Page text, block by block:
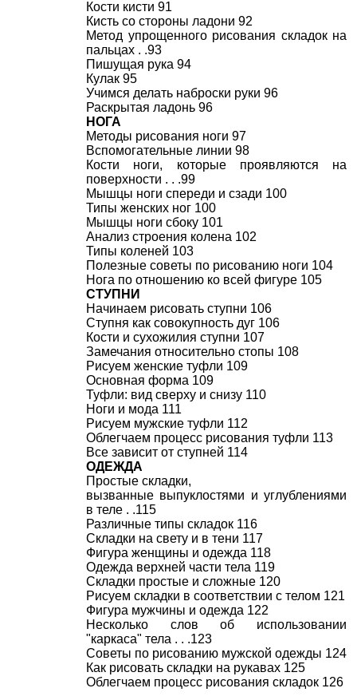
Кости кисти 91
Кисть со стороны ладони 92
Метод упрощенного рисования складок на
пальцах . .93
Пишущая рука 94
Кулак 95
Учимся делать наброски руки 96
Раскрытая ладонь 96
НОГА
Методы рисования ноги 97
Вспомогательные линии 98
Кости ноги, которые проявляются на
поверхности . . .99
Мышцы ноги спереди и сзади 100
Типы женских ног 100
Мышцы ноги сбоку 101
Анализ строения колена 102
Типы коленей 103
Полезные советы по рисованию ноги 104
Нога по отношению ко всей фигуре 105
СТУПНИ
Начинаем рисовать ступни 106
Ступня как совокупность дуг 106
Кости и сухожилия ступни 107
Замечания относительно стопы 108
Рисуем женские туфли 109
Основная форма 109
Туфли: вид сверху и снизу 110
Ноги и мода 111
Рисуем мужские туфли 112
Облегчаем процесс рисования туфли 113
Все зависит от ступней 114
ОДЕЖДА
Простые складки,
вызванные выпуклостями и углублениями
в теле . .115
Различные типы складок 116
Складки на свету и в тени 117
Фигура женщины и одежда 118
Одежда верхней части тела 119
Складки простые и сложные 120
Рисуем складки в соответствии с телом 121
Фигура мужчины и одежда 122
Несколько слов об использовании
"каркаса" тела . . .123
Советы по рисованию мужской одежды 124
Как рисовать складки на рукавах 125
Облегчаем процесс рисования складок 126